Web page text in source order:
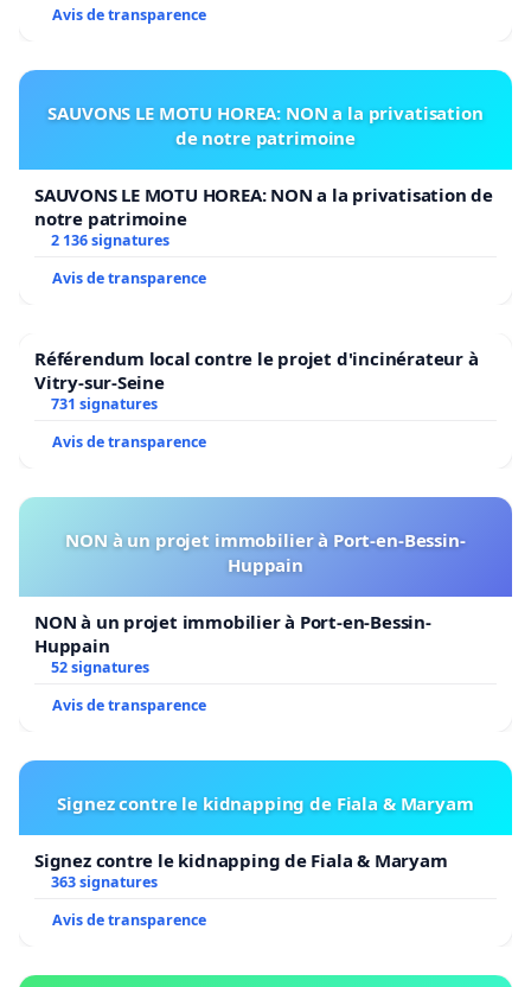
Avis de transparence
SAUVONS LE MOTU HOREA: NON a la privatisation
de notre patrimoine
SAUVONS LE MOTU HOREA: NON a la privatisation de
notre patrimoine
2 136 signatures
Avis de transparence
Référendum local contre le projet d'incinérateur à
Vitry-sur-Seine
731 signatures
Avis de transparence
NON à un projet immobilier à Port-en-Bessin-
Huppain
NON à un projet immobilier à Port-en-Bessin-
Huppain
52 signatures
Avis de transparence
Signez contre le kidnapping de Fiala & Maryam
Signez contre le kidnapping de Fiala & Maryam
363 signatures
Avis de transparence